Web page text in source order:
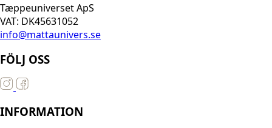
Tæppeuniverset ApS
VAT: DK45631052
info@mattaunivers.se
FÖLJ OSS
INFORMATION